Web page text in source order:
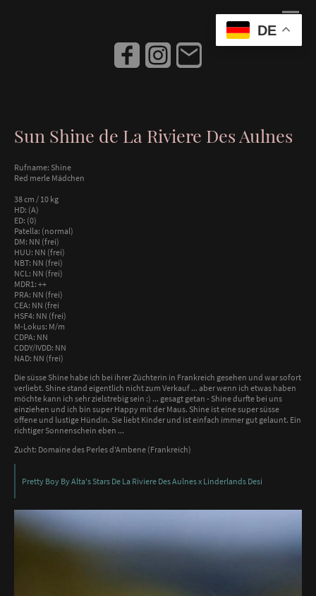
Sun Shine de La Riviere Des Aulnes
Rufname: Shine
Red merle Mädchen
38 cm / 10 kg
HD: (A)
ED: (0)
Patella: (normal)
DM: NN (frei)
HUU: NN (frei)
NBT: NN (frei)
NCL: NN (frei)
MDR1: ++
PRA: NN (frei)
CEA: NN (frei
HSF4: NN (frei)
M-Lokus: M/m
CDPA: NN
CDDY/IVDD: NN
NAD: NN (frei)
Die süsse Shine habe ich bei ihrer Züchterin in Frankreich gesehen und war sofort
verliebt. Shine stand eigentlich nicht zum Verkauf ... aber wenn ich etwas haben
möchte kann ich sehr zielstrebig sein :) ... gesagt getan - Shine durfte bei uns
einziehen und ich bin super Happy mit der Maus. Shine ist eine super süsse
offene und lustige Hündin. Sie liebt Kinder und ist einfach immer gut gelaunt. Ein
richtiger Sonnenschein eben ...
Zucht: Domaine des Perles d'Ambene (Frankreich)
Pretty Boy By Alta's Stars De La Riviere Des Aulnes x Linderlands Desi
DE